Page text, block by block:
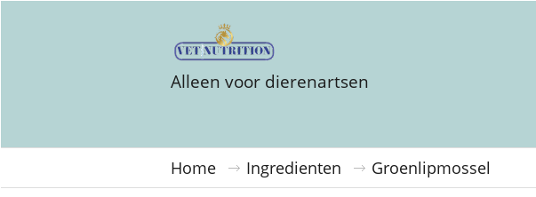
Alleen voor dierenartsen
Home Ingredienten Groenlipmossel